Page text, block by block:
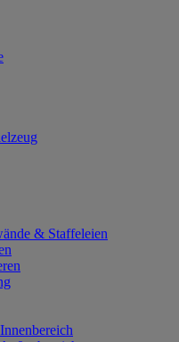
& Staffeleien